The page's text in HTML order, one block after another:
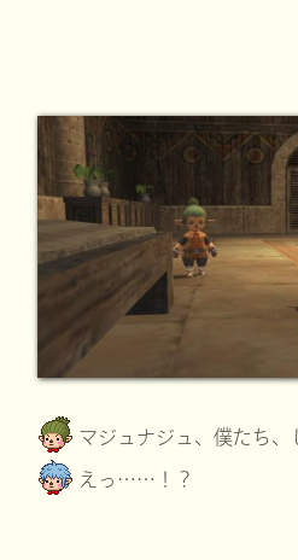
マジュナジュ、僕たち、
えっ……！？